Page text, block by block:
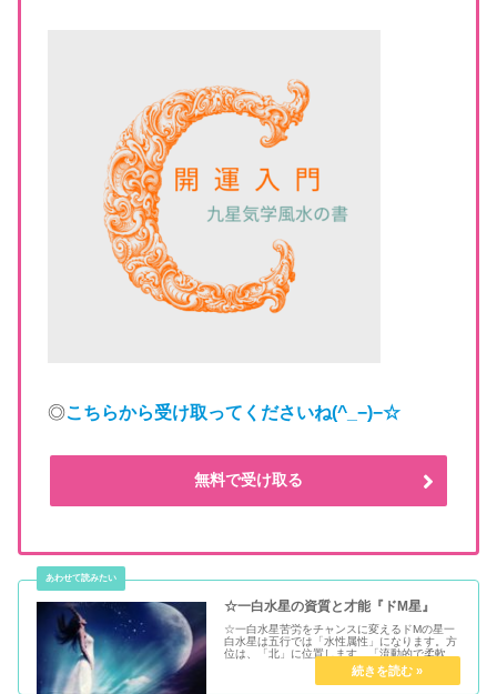
◎こちらから受け取ってくださいね(^_−)−☆
無料で受け取る
☆一白水星の資質と才能『ドM星』
☆一白水星苦労をチャンスに変えるドMの星一
白水星は五行では「水性属性」になります。方
位は、「北」に位置します。「流動的で柔軟な
星」水だけに環境や人間関係に対してとても上
手にシンクロします。苦労星とも言われてお